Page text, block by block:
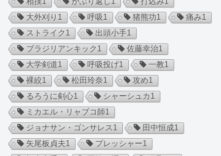
大外刈り 1 呼吸1 猪熊功1 痛み1
ストライク1 出頭小手1
ブラジリアンキック1 佐藤幸治1
大学剣道1 呼吸投げ1 一教1
裸絞1 松田玲奈1 攻め1
るろうに剣心1 シャーシュカ1
ミカエル・リャブコ師1
ジョナサン・ゴンサレス1 田中恒成1
矢尾板貞夫1 プレッシャー1